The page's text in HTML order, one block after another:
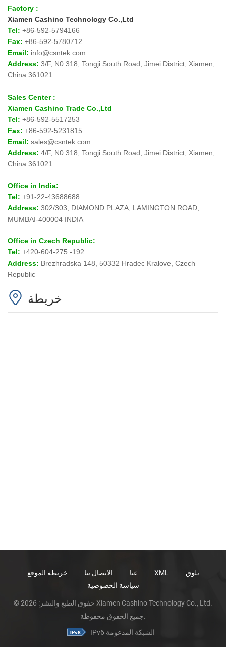
Factory :
Xiamen Cashino Technology Co.,Ltd
Tel: +86-592-5794166
Fax: +86-592-5780712
Email: info@csntek.com
Address: 3/F, N0.318, Tongji South Road, Jimei District, Xiamen,
China 361021
Sales Center :
Xiamen Cashino Trade Co.,Ltd
Tel: +86-592-5517253
Fax: +86-592-5231815
Email: sales@csntek.com
Address: 4/F, N0.318, Tongji South Road, Jimei District, Xiamen,
China 361021
Office in India:
Tel: +91-22-43688688
Address: 302/303, DIAMOND PLAZA, LAMINGTON ROAD,
MUMBAI-400004 INDIA
Office in Czech Republic:
Tel: +420-604-275 -192
Address: Brezhradska 148, 50332 Hradec Kralove, Czech
Republic
خريطة
عنا الاتصال بنا خريطة الموقع XML
بلوق
سياسة الخصوصية
© حقوق الطبع والنشر: 2026 Xiamen Cashino Technology Co., Ltd.
جميع الحقوق محفوظة.
IPv6 الشبكة المدعومة